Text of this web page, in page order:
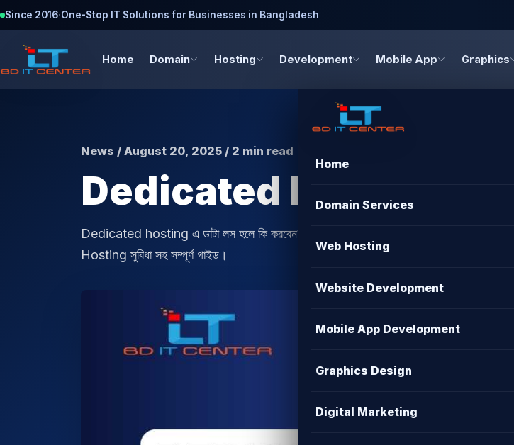
Since 2016·One-Stop IT Solutions for Businesses in Bangladesh
Home Domain Hosting Development Mobile App Graphics
Home
Domain Services
Web Hosting
Website Development
Mobile App Development
Graphics Design
Digital Marketing
News / August 20, 2025 / 2 min read
Dedicated Hosting ডাটা
Dedicated hosting এ ডাটা লস হলে কি করবেন? জানুন নিরাপদ সমাধান, ডাটা ব্যাকআপ,
Hosting সুবিধা সহ সম্পূর্ণ গাইড।